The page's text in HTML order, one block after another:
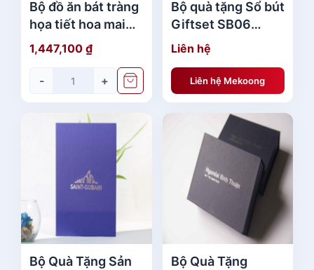
Bộ đồ ăn bát tràng
họa tiết hoa mai
xanh giá rẻ
1,447,100 ₫
- +
Bộ quà tặng Sổ bút
Giftset SB06
thegioididong MK
Liên hệ
Liên hệ Mekoong
Bộ Quà Tặng Sản
Bộ Quà Tặng